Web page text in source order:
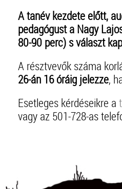
A tanév kezdete előtt,
pedagógust a Nagy
80-90 perc) s választ
A résztvevők száma
26-án 16 óráig jelezze,
Esetleges kérdéseikre a
vagy az 501-728-as